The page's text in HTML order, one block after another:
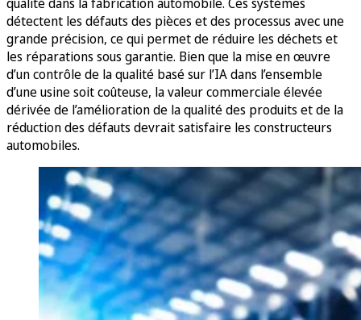
détectent les défauts des pièces et des processus avec une
grande précision, ce qui permet de réduire les déchets et
les réparations sous garantie. Bien que la mise en œuvre
d’un contrôle de la qualité basé sur l’IA dans l’ensemble
d’une usine soit coûteuse, la valeur commerciale élevée
dérivée de l’amélioration de la qualité des produits et de la
réduction des défauts devrait satisfaire les constructeurs
automobiles.